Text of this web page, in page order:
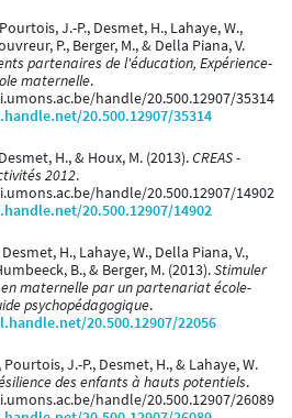
J.-P., Desmet, H., Lahaye, W.,
P., Berger, M., & Della Piana, V.
partenaires de l'éducation, Expérience-
maternelle.
handle/20.500.12907/35314
20.500.12907/35314
H., & Houx, M. (2013).CREAS -
2012.
handle/20.500.12907/14902
20.500.12907/14902
H., Lahaye, W., Della Piana, V.,
B., & Berger, M. (2013).Stimuler
maternelle par un partenariat école-
psychopédagogique.
20.500.12907/22056
Pourtois, J.-P., Desmet, H., & Lahaye, W.
des enfants à hauts potentiels.
handle/20.500.12907/26089